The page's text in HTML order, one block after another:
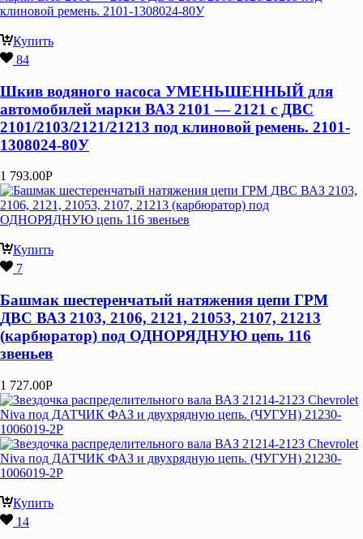
Купить
84
Шкив водяного насоса УМЕНЬШЕННЫЙ для
автомобилей марки ВАЗ 2101 — 2121 с ДВС
2101/2103/2121/21213 под клиновой ремень. 2101-
1308024-80У
1 793.00Р
Купить
7
Башмак шестеренчатый натяжения цепи ГРМ
ДВС ВАЗ 2103, 2106, 2121, 21053, 2107, 21213
(карбюратор) под ОДНОРЯДНУЮ цепь 116
звеньев
1 727.00Р
Купить
14